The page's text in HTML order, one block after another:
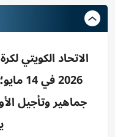
2026
جماهير وتأجيل